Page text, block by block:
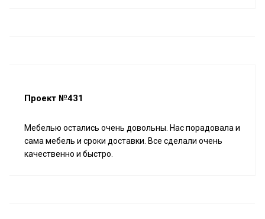
Проект №431
Мебелью остались очень довольны. Нас порадовала и
сама мебель и сроки доставки. Все сделали очень
качественно и быстро.